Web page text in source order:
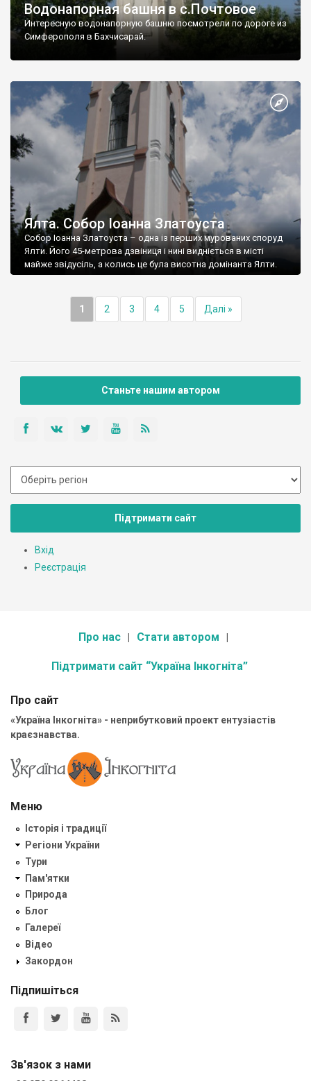
Водонапорная башня в с.Почтовое
Интересную водонапорную башню посмотрели по дороге из
Симферополя в Бахчисарай.
Ялта. Собор Іоанна Златоуста
Собор Іоанна Златоуста – одна із перших мурованих споруд
Ялти. Його 45-метрова дзвіниця і нині видніється в місті
майже звідусіль, а колись це була висотна домінанта Ялти.
1 2 3 4 5 Далі »
Станьте нашим автором
Підтримати сайт
Вхід
Реєстрація
Про нас Стати автором
Підтримати сайт “Україна Інкогніта”
Про сайт
«Україна Інкогніта» - неприбутковий проект ентузіастів
краєзнавства.
Меню
Історія і традиції
Регіони України
Тури
Пам'ятки
Природа
Блог
Галереї
Відео
Закордон
Підпишіться
Зв'язок з нами